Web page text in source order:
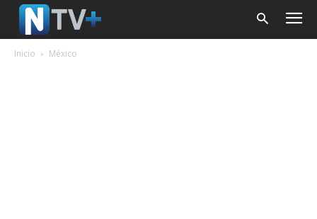
Inicio México